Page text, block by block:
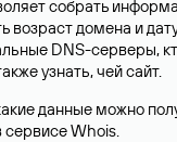
собрать
возраст домена и
DNS-серверы,
узнать, чей сайт.
данные можно
сервисе Whois.